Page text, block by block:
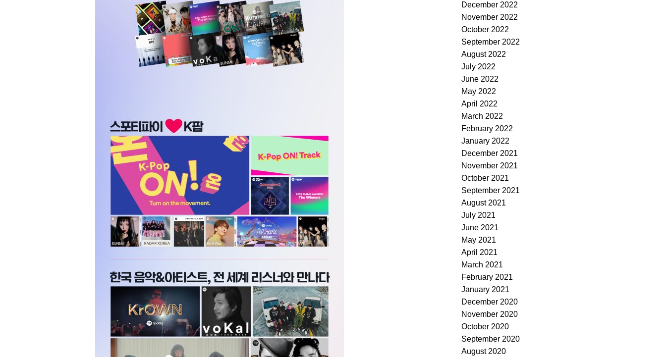
December 2022
November 2022
October 2022
September 2022
August 2022
July 2022
June 2022
May 2022
April 2022
March 2022
February 2022
January 2022
December 2021
November 2021
October 2021
September 2021
August 2021
July 2021
June 2021
May 2021
April 2021
March 2021
February 2021
January 2021
December 2020
November 2020
October 2020
September 2020
August 2020